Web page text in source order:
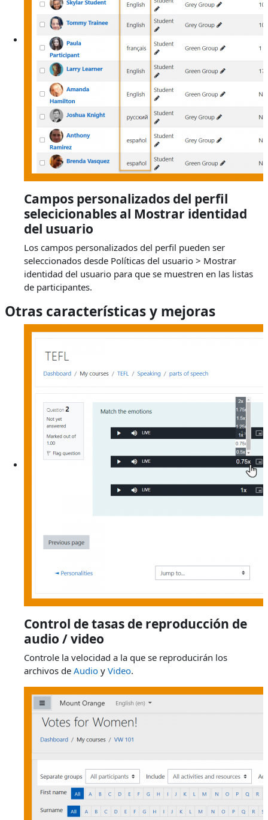
Campos personalizados del perfil
selecicionables al Mostrar identidad
del usuario
Los campos personalizados del perfil pueden ser
seleccionados desde Políticas del usuario > Mostrar
identidad del usuario para que se muestren en las listas
de participantes.
Otras características y mejoras
Control de tasas de reproducción de
audio / video
Controle la velocidad a la que se reproducirán los
archivos de Audio y Video.